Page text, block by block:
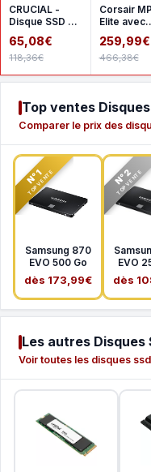
CRUCIAL -
Disque SSD -
BX500 -
500go - 25
pouces
65,08€
118,36€
Corsair
Elite avec
dissipateur
To pour
259,99€
466,38€
Top ventes Disques
Comparer le prix des
N°1
TOP VENTE
Samsung 870
EVO 500 Go
dès 173,99€
N°2
TOP VENTE
EVO
dès
Les autres Disques
Voir toutes les disques